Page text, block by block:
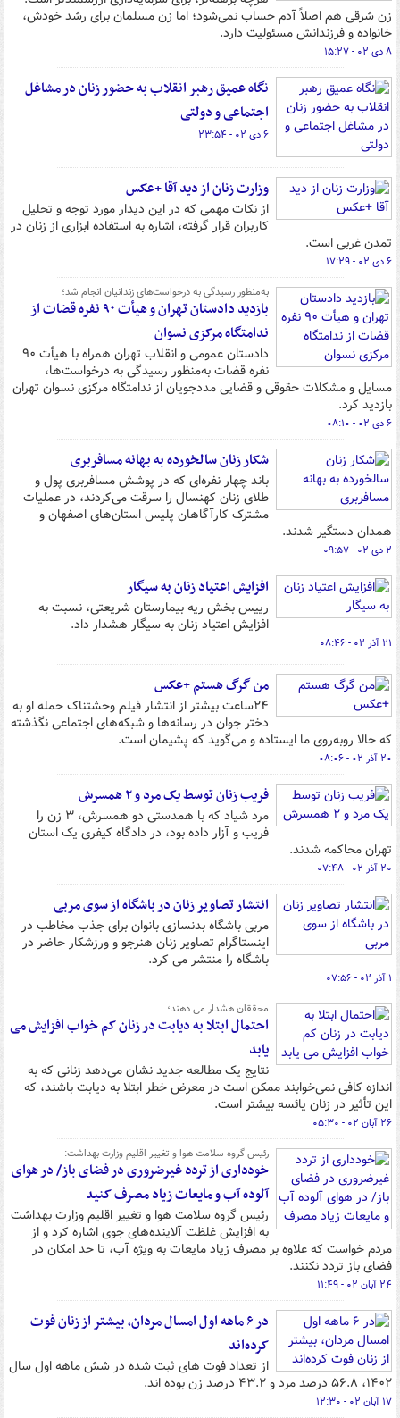
زن شرقی هم اصلاً آدم حساب نمی‌شود؛ اما زن مسلمان برای رشد خودش،
خانواده و فرزندانش مسئولیت دارد.
۸ دی ۰۲ - ۱۵:۲۷
نگاه عمیق رهبر انقلاب به حضور زنان در مشاغل
اجتماعی و دولتی
۶ دی ۰۲ - ۲۳:۵۴
وزارت زنان از دید آقا +عکس
از نکات مهمی که در این دیدار مورد توجه و تحلیل
کاربران قرار گرفته، اشاره به استفاده ابزاری از زنان در
تمدن غربی است.
۶ دی ۰۲ - ۱۷:۲۹
به‌منظور رسیدگی به درخواست‌های زندانیان انجام شد؛
بازدید دادستان تهران و هیأت ۹۰ نفره قضات از
ندامتگاه مرکزی نسوان
دادستان عمومی و انقلاب تهران همراه با هیأت ۹۰
نفره قضات به‌منظور رسیدگی به درخواست‌ها،
مسایل و مشکلات حقوقی و قضایی مددجویان از ندامتگاه مرکزی نسوان تهران
بازدید کرد.
۶ دی ۰۲ - ۰۸:۱۰
شکار زنان سالخورده به بهانه مسافربری
باند چهار نفره‌ای که در پوشش مسافربری پول و
طلای زنان کهنسال را سرقت می‌کردند، در عملیات
مشترک کارآگاهان پلیس استان‌های اصفهان و
همدان دستگیر شدند.
۲ دی ۰۲ - ۰۹:۵۷
افزایش اعتیاد زنان به سیگار
رییس بخش ریه بیمارستان شریعتی، نسبت به
افزایش اعتیاد زنان به سیگار هشدار داد.
۲۱ آذر ۰۲ - ۰۸:۴۶
من گرگ هستم +عکس
۲۴ساعت بیشتر از انتشار فیلم وحشتناک حمله او به
دختر جوان در رسانه‌ها و شبکه‌های اجتماعی نگذشته
که حالا روبه‌روی‌ ما ایستاده و می‌گوید که پشیمان است.
۲۰ آذر ۰۲ - ۰۸:۰۶
فریب زنان توسط یک مرد و ۲ همسرش
مرد شیاد که با همدستی دو همسرش، ۳ زن را
فریب و آزار داده بود، در دادگاه کیفری یک استان
تهران محاکمه شدند.
۲۰ آذر ۰۲ - ۰۷:۴۸
انتشار تصاویر زنان در باشگاه از سوی مربی
مربی باشگاه بدنسازی بانوان برای جذب مخاطب در
اینستاگرام تصاویر زنان هنرجو و ورزشکار حاضر در
باشگاه را منتشر می کرد.
۱ آذر ۰۲ - ۰۷:۵۶
محققان هشدار می دهند؛
احتمال ابتلا به دیابت در زنان کم خواب افزایش می
یابد
نتایج یک مطالعه جدید نشان می‌دهد زنانی که به
اندازه کافی نمی‌خوابند ممکن است در معرض خطر ابتلا به دیابت باشند، که
این تأثیر در زنان یائسه بیشتر است.
۲۶ آبان ۰۲ - ۰۵:۳۰
رئیس گروه سلامت هوا و تغییر اقلیم وزارت بهداشت:
خودداری از تردد غیرضروری در فضای باز/ در هوای
آلوده آب و مایعات زیاد مصرف کنید
رئیس گروه سلامت هوا و تغییر اقلیم وزارت بهداشت
به افزایش غلظت آلاینده‌های جوی اشاره کرد و از
مردم خواست که علاوه بر مصرف زیاد مایعات به ویژه آب، تا حد امکان در
فضای باز تردد نکنند.
۲۴ آبان ۰۲ - ۱۱:۴۹
در ۶ ماهه اول امسال مردان، بیشتر از زنان فوت
کرده‌اند
از تعداد فوت های ثبت شده در شش ماهه اول سال
۱۴۰۲، ۵۶.۸ درصد مرد و ۴۳.۲ درصد زن بوده اند.
۱۷ آبان ۰۲ - ۱۲:۳۰